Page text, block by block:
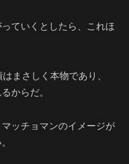
ていくとしたら、これほ
まさしく本物であり、
からだ。
ッチョマンのイメージが